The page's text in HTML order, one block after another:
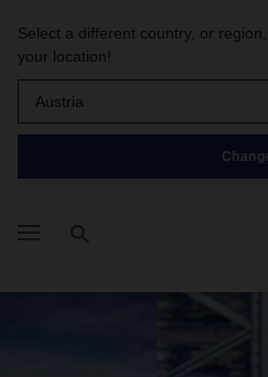
Select a different country, or
your location!
Austria